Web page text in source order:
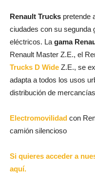
Renault Trucks pretende
ciudades con su segunda
eléctricos. La gama
Renault Master Z.E., el
Trucks D Wide Z.E., se
adapta a todos los usos
distribución de
Electromovilidad con
camión silencioso
Si quieres acceder a
aquí.